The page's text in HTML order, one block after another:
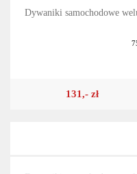
Dywaniki samochodowe
131,- zł